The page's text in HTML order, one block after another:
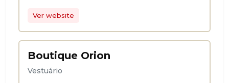
Ver website
Boutique Orion
Vestuário